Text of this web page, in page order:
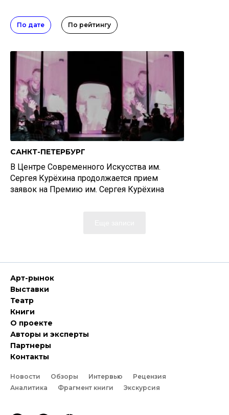
По дате По рейтингу
САНКТ-ПЕТЕРБУРГ
В Центре Современного Искусства им.
Сергея Курёхина продолжается прием
заявок на Премию им. Сергея Курёхина
Арт-рынок
Выставки
Театр
Книги
О проекте
Авторы и эксперты
Партнеры
Контакты
Новости Обзоры Интервью
Рецензия
Аналитика
Фрагмент книги Экскурсия